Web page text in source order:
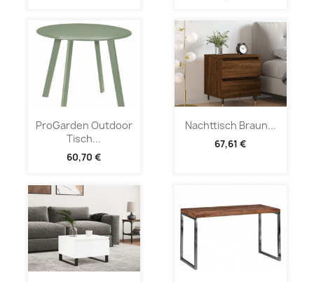
ProGarden Outdoor
Tisch...
60,70 €
Nachttisch Braun...
67,61 €